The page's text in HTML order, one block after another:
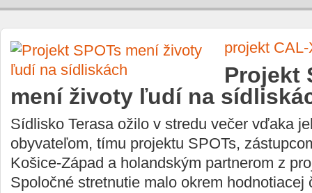
projekt CAL-
Projekt
mení životy ľudí na
Sídlisko Terasa ožilo v stredu večer vďaka
obyvateľom, tímu projektu SPOTs,
Košice-Západ a holandským partnerom z
Spoločné stretnutie malo okrem hodnotiacej